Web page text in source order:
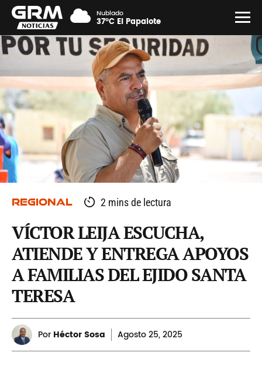
Nublado
37°C El Papalote
REGIONAL 2 mins de lectura
VÍCTOR LEIJA ESCUCHA,
ATIENDE Y ENTREGA APOYOS
A FAMILIAS DEL EJIDO SANTA
TERESA
Por Héctor Sosa Agosto25, 2025